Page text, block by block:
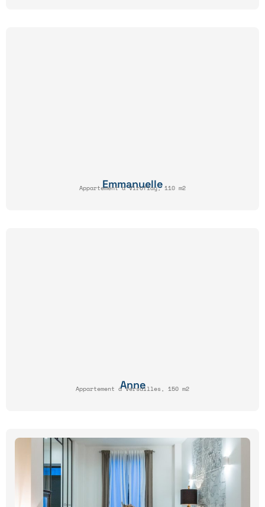
Emmanuelle
Appartement à Viroflay, 110 m2
Anne
Appartement à Versailles, 150 m2